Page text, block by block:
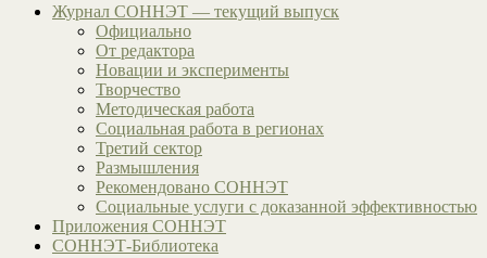
Журнал СОННЭТ — текущий выпуск
Официально
От редактора
Новации и эксперименты
Творчество
Методическая работа
Социальная работа в регионах
Третий сектор
Размышления
Рекомендовано СОННЭТ
Социальные услуги с доказанной эффективностью
Приложения СОННЭТ
СОННЭТ-Библиотека